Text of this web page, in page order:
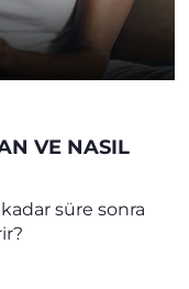
VE NASIL
süre sonra